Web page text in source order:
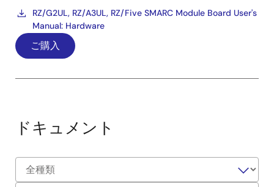
RZ/G2UL, RZ/A3UL, RZ/Five SMARC Module Board User's
Manual: Hardware
ご購入
ドキュメント